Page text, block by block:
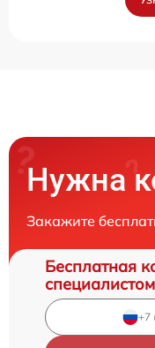
Нужна
Закажите
Бесплатная
специалистом